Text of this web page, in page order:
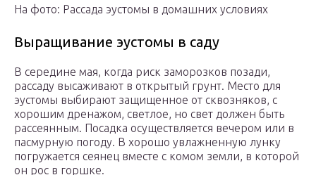
На фото: Рассада эустомы в домашних условиях
Выращивание эустомы в саду
В середине мая, когда риск заморозков позади,
рассаду высаживают в открытый грунт. Место для
эустомы выбирают защищенное от сквозняков, с
хорошим дренажом, светлое, но свет должен быть
рассеянным. Посадка осуществляется вечером или в
пасмурную погоду. В хорошо увлажненную лунку
погружается сеянец вместе с комом земли, в которой
он рос в горшке.